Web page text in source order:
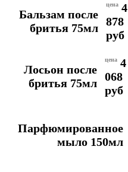
Бальзам после
бритья 75мл
цена 4
878
руб
Лосьон после
бритья 75мл
цена 4
068
руб
Парфюмированное
мыло 150мл